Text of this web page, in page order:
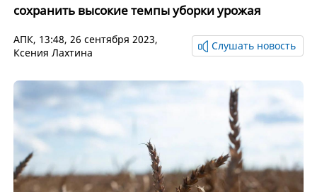
сохранить высокие темпы уборки урожая
АПК, 13:48, 26 сентября 2023,
Ксения Лахтина
Слушать новость